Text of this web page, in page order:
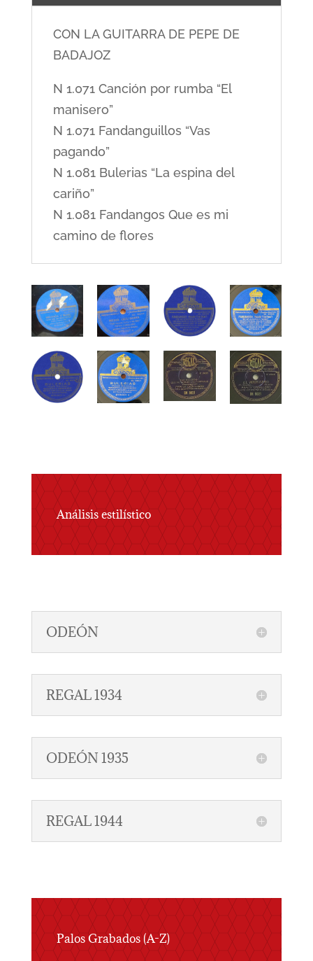
CON LA GUITARRA DE PEPE DE
BADAJOZ
N 1.071 Canción por rumba “El
manisero”
N 1.071 Fandanguillos “Vas
pagando”
N 1.081 Bulerias “La espina del
cariño”
N 1.081 Fandangos Que es mi
camino de flores
Análisis estilístico
ODEÓN
REGAL 1934
ODEÓN 1935
REGAL 1944
Palos Grabados (A-Z)